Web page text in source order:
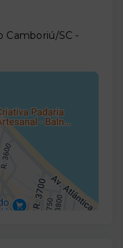
Camboriú/SC -